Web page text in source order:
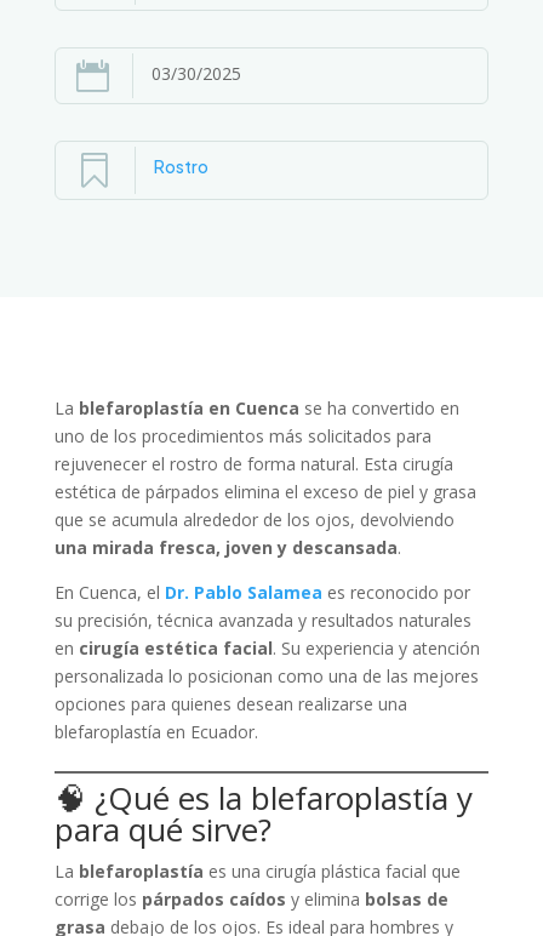
 03/30/2025
 Rostro
La blefaroplastía en Cuenca se ha convertido en
uno de los procedimientos más solicitados para
rejuvenecer el rostro de forma natural. Esta cirugía
estética de párpados elimina el exceso de piel y grasa
que se acumula alrededor de los ojos, devolviendo
una mirada fresca, joven y descansada.
En Cuenca, el Dr. Pablo Salamea es reconocido por
su precisión, técnica avanzada y resultados naturales
en cirugía estética facial. Su experiencia y atención
personalizada lo posicionan como una de las mejores
opciones para quienes desean realizarse una
blefaroplastía en Ecuador.
🧠 ¿Qué es la blefaroplastía y
para qué sirve?
La blefaroplastía es una cirugía plástica facial que
corrige los párpados caídos y elimina bolsas de
grasa debajo de los ojos. Es ideal para hombres y